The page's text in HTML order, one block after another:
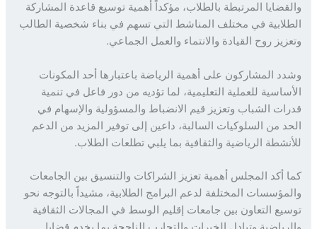
المرتبطة بالطلاب، مؤكداً أهمية توسيع قاعدة المشاركة
في مختلف المناشط التي تسهم في بناء شخصية الطالب
روح القيادة والانتماء والعمل الجماعي.
المشاركون على أهمية الرياضة باعتبارها أحد المكونات
للعملية التعليمية، لما تؤديه من دور فاعل في تنمية
الشباب وتعزيز قيم الانضباط والمسؤولية والإسهام في
من السلوكيات السالبة، داعين إلى توفير المزيد من الدعم
الرياضية والثقافية بما يلبي تطلعات الطلاب.
أكد المجلس أهمية تعزيز الشراكات والتنسيق بين الجامعات
المختلفة لدعم البرامج الطلابية، مشيداً بالتوجه نحو
التعاون بين جامعات إقليم الوسط في المجالات الثقافية